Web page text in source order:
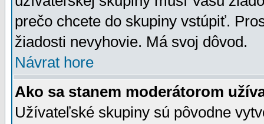
prečo chcete do skupiny vstúpiť.
žiadosti nevyhovie. Má svoj dôvod.
Návrat hore
Ako sa stanem moderátorom
Užívateľské skupiny sú pôvodne